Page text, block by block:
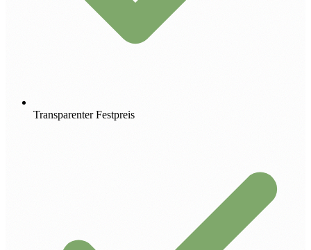
Transparenter Festpreis